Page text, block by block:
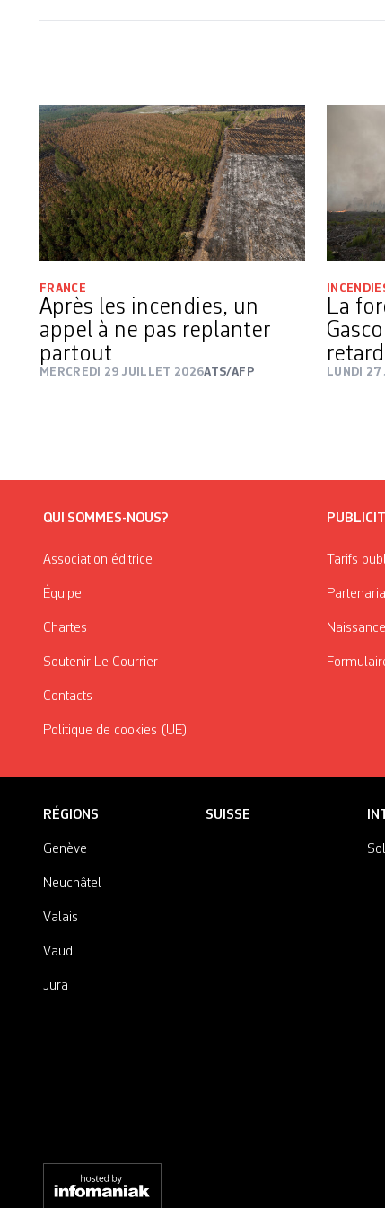
FRANCE
Après les incendies, un
appel à ne pas replanter
partout
MERCREDI 29 JUILLET 2026ATS/AFP
La
LUNDI
QUI SOMMES-NOUS?
Association éditrice
Équipe
Chartes
Soutenir Le Courrier
Contacts
Politique de cookies (UE)
Tarifs
RÉGIONS
Genève
Neuchâtel
Valais
Vaud
Jura
SUISSE